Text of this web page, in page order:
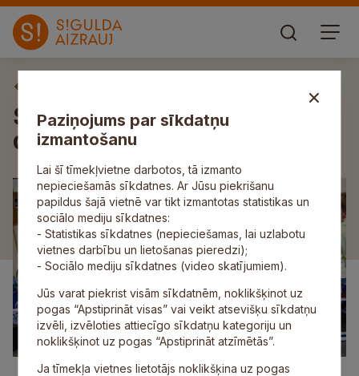
Siguldas novadā literatūra ir
darbības vārds!
Paziņojums par sīkdatņu
izmantošanu
Lai šī tīmekļvietne darbotos, tā izmanto
nepieciešamās sīkdatnes. Ar Jūsu piekrišanu
papildus šajā vietnē var tikt izmantotas statistikas un
sociālo mediju sīkdatnes:
- Statistikas sīkdatnes (nepieciešamas, lai uzlabotu
vietnes darbību un lietošanas pieredzi);
- Sociālo mediju sīkdatnes (video skatījumiem).
Jūs varat piekrist visām sīkdatnēm, noklikšķinot uz
pogas “Apstiprināt visas” vai veikt atsevišķu sīkdatņu
izvēli, izvēloties attiecīgo sīkdatņu kategoriju un
noklikšķinot uz pogas “Apstiprināt atzīmētās”.
Ja tīmekļa vietnes lietotājs noklikšķina uz pogas